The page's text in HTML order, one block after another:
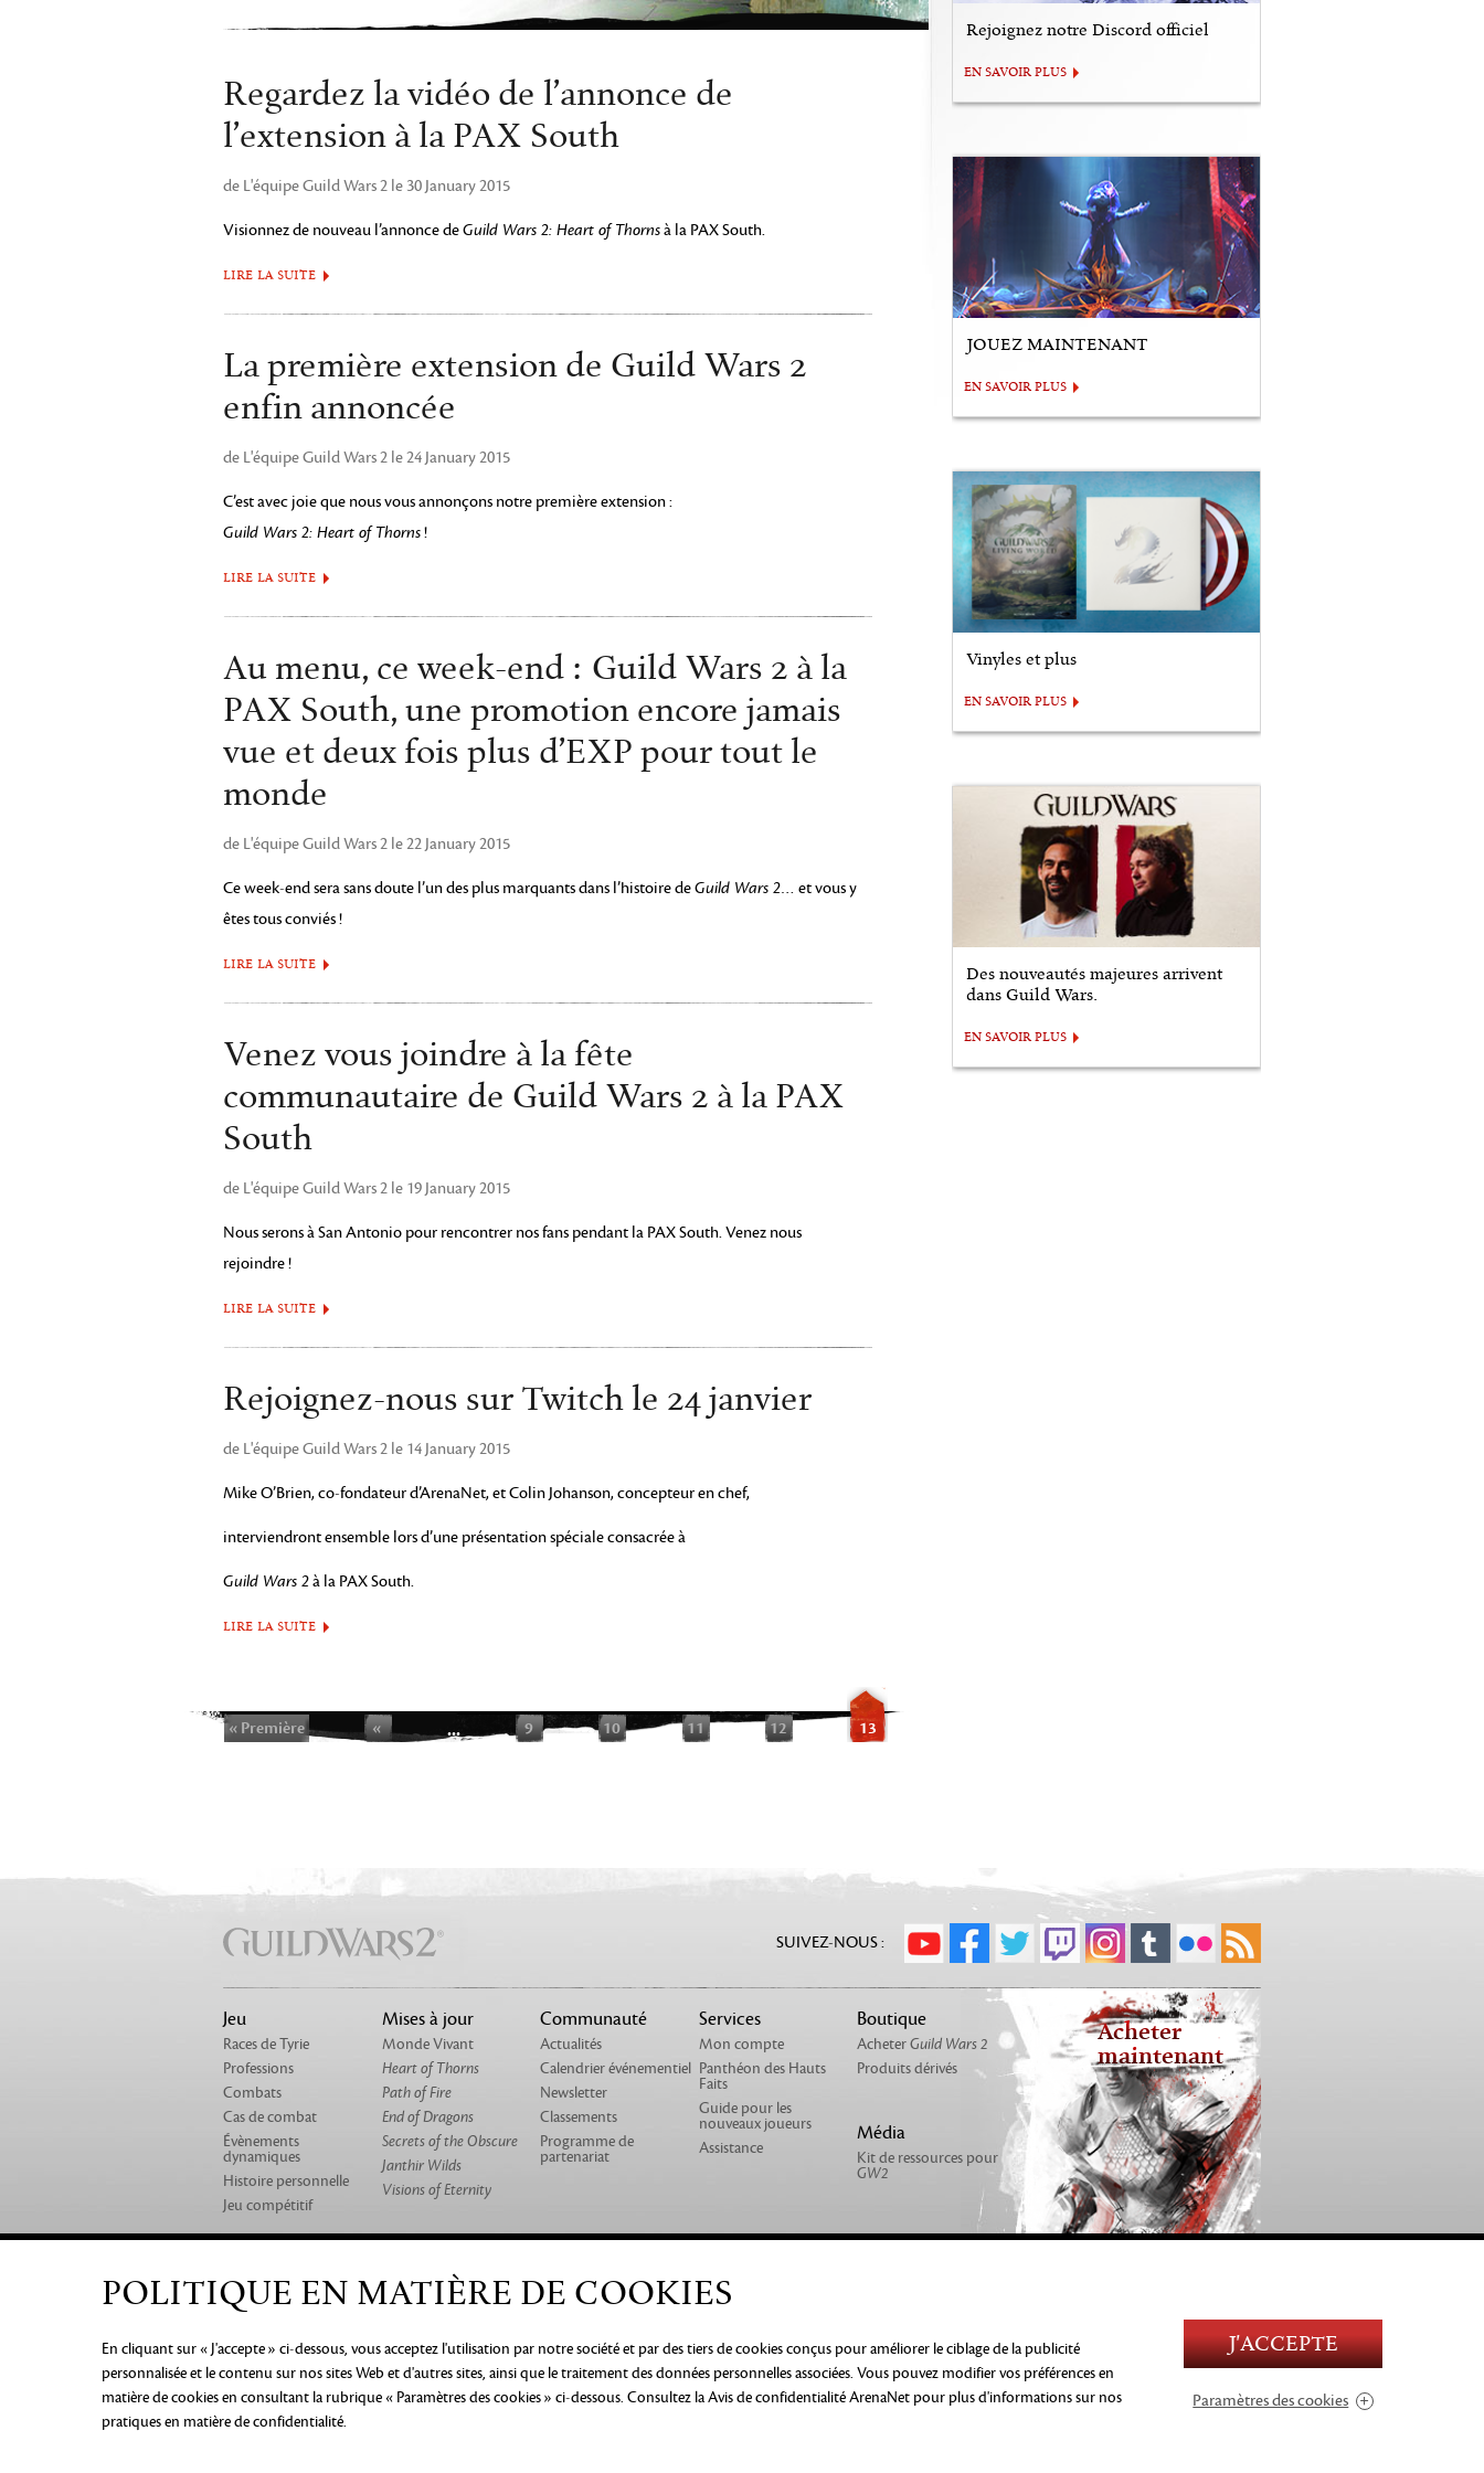
Regardez la vidéo de l’annonce de
l’extension à la PAX South
de L'équipe Guild Wars 2 le 30 January 2015
Visionnez de nouveau l’annonce deGuild Wars 2: Heart of Thornsà la PAX South.
LIRE LA SUITE
La première extension de Guild Wars 2
enfin annoncée
de L'équipe Guild Wars 2 le 24 January 2015
C’est avec joie que nous vous annonçons notre première extension :
Guild Wars 2: Heart of Thorns!
LIRE LA SUITE
Au menu, ce week-end : Guild Wars 2 à la
PAX South, une promotion encore jamais
vue et deux fois plus d’EXP pour tout le
monde
de L'équipe Guild Wars 2 le 22 January 2015
Ce week-end sera sans doute l’un des plus marquants dans l’histoire deGuild Wars 2… et vous y
êtes tous conviés !
LIRE LA SUITE
Venez vous joindre à la fête
communautaire de Guild Wars 2 à la PAX
South
de L'équipe Guild Wars 2 le 19 January 2015
Nous serons à San Antonio pour rencontrer nos fans pendant la PAX South. Venez nous
rejoindre !
LIRE LA SUITE
Rejoignez-nous sur Twitch le 24 janvier
de L'équipe Guild Wars 2 le 14 January 2015
Mike O’Brien, co-fondateur d’ArenaNet, et Colin Johanson, concepteur en chef,
interviendront ensemble lors d’une présentation spéciale consacrée à
Guild Wars 2à la PAX South.
LIRE LA SUITE
« Première « ... 9 10 11 12 13
Rejoignez notre Discord officiel
EN SAVOIR PLUS
JOUEZ MAINTENANT
EN SAVOIR PLUS
Vinyles et plus
EN SAVOIR PLUS
Des nouveautés majeures arrivent
dans Guild Wars.
EN SAVOIR PLUS
SUIVEZ-NOUS :
Jeu
Races de Tyrie
Professions
Combats
Cas de combat
Évènements
dynamiques
Histoire personnelle
Jeu compétitif
Mises à jour
Monde Vivant
Heart of Thorns
Path of Fire
End of Dragons
Secrets of the Obscure
Janthir Wilds
Visions of Eternity
Communauté
Actualités
Calendrier événementiel
Newsletter
Classements
Programme de
partenariat
Services
Mon compte
Panthéon des Hauts
Faits
Guide pour les
nouveaux joueurs
Assistance
Boutique
AcheterGuild Wars 2
Produits dérivés
Média
Kit de ressources pour
GW2
Acheter
maintenant
QUI NOUS SOMMES NOS JEUX EMPLOIS CONTACT PRODUITS DÉRIVÉS
AVIS DE CONFIDENTIALITÉ MENTIONS LÉGALES
NE PAS VENDRE OU PARTAGER MES INFORMATIONS
PERSONNELLES
PRÉFÉRENCES COOKIE
©2026 ArenaNet, LLC. Tous droits réservés. Toutes les marques déposées sont la propriété de leurs propriétaires
Blood and Gore
Language
Violence
POLITIQUE EN MATIÈRE DE COOKIES
En cliquant sur « J'accepte » ci-dessous, vous acceptez l'utilisation par notre société et par des tiers de cookies conçus pour améliorer le ciblage de la publicité
personnalisée et le contenu sur nos sites Web et d'autres sites, ainsi que le traitement des données personnelles associées. Vous pouvez modifier vos préférences en
matière de cookies en consultant la rubrique « Paramètres des cookies » ci-dessous. Consultez la Avis de confidentialité ArenaNet pour plus d'informations sur nos
pratiques en matière de confidentialité.
J'ACCEPTE
Paramètres des cookies